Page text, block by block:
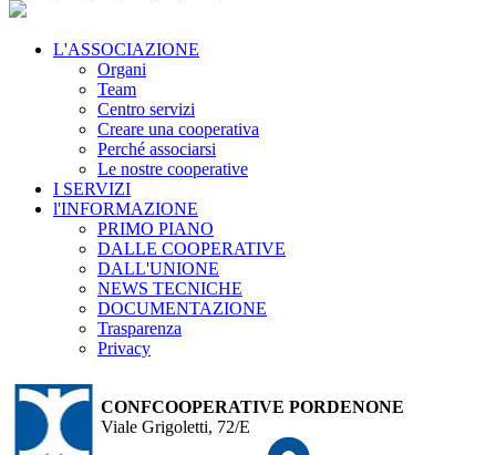
L'ASSOCIAZIONE
Organi
Team
Centro servizi
Creare una cooperativa
Perché associarsi
Le nostre cooperative
I SERVIZI
l'INFORMAZIONE
PRIMO PIANO
DALLE COOPERATIVE
DALL'UNIONE
NEWS TECNICHE
DOCUMENTAZIONE
Trasparenza
Privacy
CONFCOOPERATIVE PORDENONE
Viale Grigoletti, 72/E